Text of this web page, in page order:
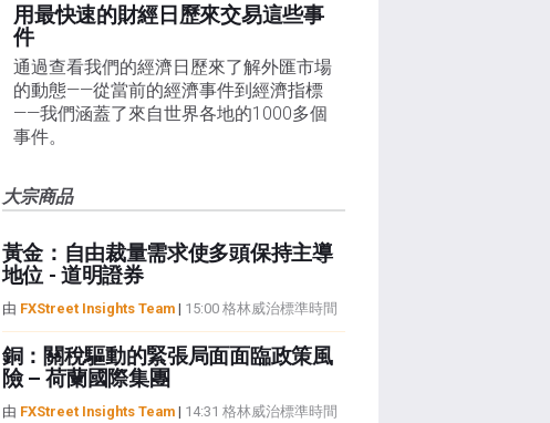
用最快速的財經日歷來交易這些事
件
通過查看我們的經濟日歷來了解外匯市場
的動態——從當前的經濟事件到經濟指標
——我們涵蓋了來自世界各地的1000多個
事件。
大宗商品
黃金：自由裁量需求使多頭保持主導
地位 - 道明證券
由 FXStreet Insights Team| 15:00 格林威治標準時間
銅：關稅驅動的緊張局面面臨政策風
險 – 荷蘭國際集團
由 FXStreet Insights Team| 14:31 格林威治標準時間